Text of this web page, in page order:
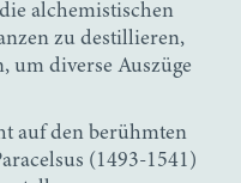
alchemistischen
zu destillieren,
um diverse Auszüge
auf den berühmten
(1493-1541)